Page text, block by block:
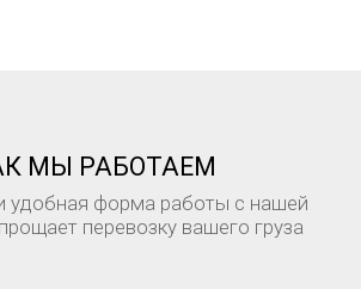
МЫ РАБОТАЕМ
удобная форма работы с нашей
перевозку вашего груза